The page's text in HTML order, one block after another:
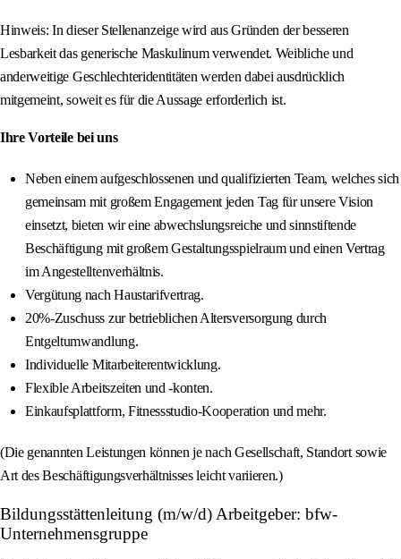
Hinweis: In dieser Stellenanzeige wird aus Gründen der besseren
Lesbarkeit das generische Maskulinum verwendet. Weibliche und
anderweitige Geschlechteridentitäten werden dabei ausdrücklich
mitgemeint, soweit es für die Aussage erforderlich ist.
Ihre Vorteile bei uns
Neben einem aufgeschlossenen und qualifizierten Team, welches sich
gemeinsam mit großem Engagement jeden Tag für unsere Vision
einsetzt, bieten wir eine abwechslungsreiche und sinnstiftende
Beschäftigung mit großem Gestaltungsspielraum und einen Vertrag
im Angestelltenverhältnis.
Vergütung nach Haustarifvertrag.
20%-Zuschuss zur betrieblichen Altersversorgung durch
Entgeltumwandlung.
Individuelle Mitarbeiterentwicklung.
Flexible Arbeitszeiten und -konten.
Einkaufsplattform, Fitnessstudio-Kooperation und mehr.
(Die genannten Leistungen können je nach Gesellschaft, Standort sowie
Art des Beschäftigungsverhältnisses leicht variieren.)
Bildungsstättenleitung (m/w/d) Arbeitgeber: bfw-
Unternehmensgruppe